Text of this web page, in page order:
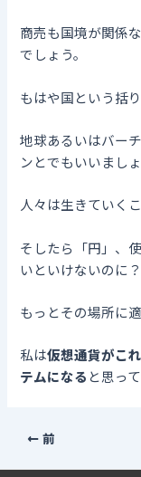
商売も国境が関係
でしょう。
もはや国という括
地球あるいはバー
ンとでもいいまし
人々は生きていく
そしたら「円」、
いといけないのに？
もっとその場所に
私は仮想通貨がこ
テムになる と思っ
前